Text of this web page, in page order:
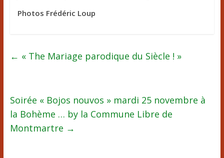
Photos Frédéric Loup
← « The Mariage parodique du Siècle ! »
Soirée « Bojos nouvos » mardi 25 novembre à
la Bohème … by la Commune Libre de
Montmartre →